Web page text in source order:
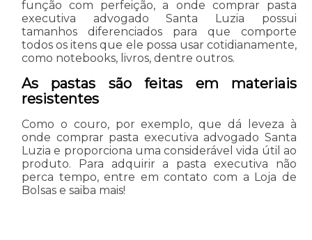
função com perfeição, a onde comprar pasta
executiva advogado Santa Luzia possui
tamanhos diferenciados para que comporte
todos os itens que ele possa usar cotidianamente,
como notebooks, livros, dentre outros.
As pastas são feitas em materiais
resistentes
Como o couro, por exemplo, que dá leveza à
onde comprar pasta executiva advogado Santa
Luzia e proporciona uma considerável vida útil ao
produto. Para adquirir a pasta executiva não
perca tempo, entre em contato com a Loja de
Bolsas e saiba mais!